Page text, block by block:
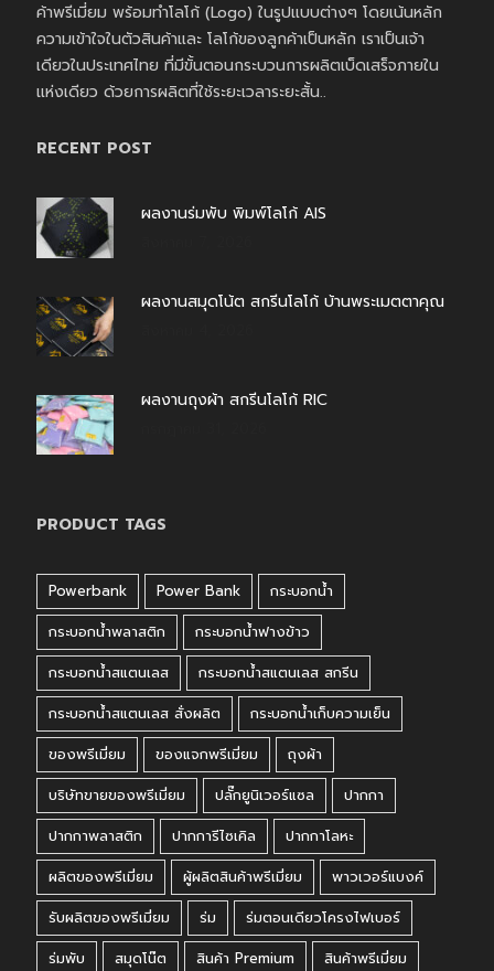
ค้าพรีเมี่ยม พร้อมทำโลโก้ (Logo) ในรูปแบบต่างๆ โดยเน้นหลัก
ความเข้าใจในตัวสินค้าและ โลโก้ของลูกค้าเป็นหลัก เราเป็นเจ้า
เดียวในประเทศไทย ที่มีขั้นตอนกระบวนการผลิตเบ็ดเสร็จภายใน
แห่งเดียว ด้วยการผลิตที่ใช้ระยะเวลาระยะสั้น..
RECENT POST
ผลงานร่มพับ พิมพ์โลโก้ AIS
ผลงานสมุดโน้ต สกรีนโลโก้ บ้านพระเมตตาคุณ
ผลงานถุงผ้า สกรีนโลโก้ RIC
PRODUCT TAGS
Powerbank Power Bank
กระบอกน้ำ
กระบอกน้ำพลาสติก
กระบอกน้ำฟางข้าว
กระบอกน้ำสแตนเลส
กระบอกน้ำสแตนเลส สกรีน
กระบอกน้ำสแตนเลส สั่งผลิต
กระบอกน้ำเก็บความเย็น
ของพรีเมี่ยม
ของแจกพรีเมี่ยม
ถุงผ้า
บริษัทขายของพรีเมี่ยม
ปลั๊กยูนิเวอร์แซล
ปากกา
ปากกาพลาสติก
ปากการีไซเคิล
ปากกาโลหะ
ผลิตของพรีเมี่ยม
ผู้ผลิตสินค้าพรีเมี่ยม
พาวเวอร์แบงค์
รับผลิตของพรีเมี่ยม
ร่ม
ร่มตอนเดียวโครงไฟเบอร์
ร่มพับ
สมุดโน๊ต สินค้า Premium
สินค้าพรีเมี่ยม